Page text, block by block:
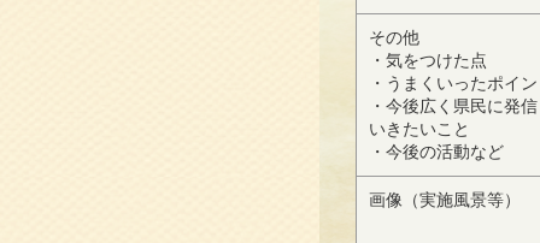
その他
・気をつけた点
・うまくいったポイ
・今後広く県民に発
いきたいこと
・今後の活動など
画像（実施風景等）